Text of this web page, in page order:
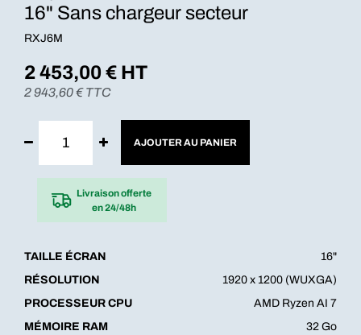
16" Sans chargeur secteur
RXJ6M
2 453,00€ HT
2 943,60€ TTC
AJOUTER AU PANIER
Livraison offerte
en 24/48h
TAILLE ÉCRAN
16"
RÉSOLUTION
1920 x 1200 (WUXGA)
PROCESSEUR CPU
AMD Ryzen AI 7
MÉMOIRE RAM
32 Go